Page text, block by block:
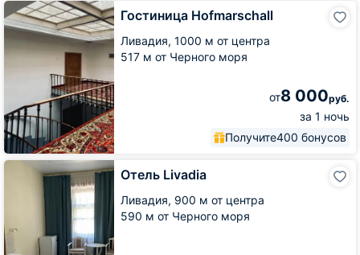
Гостиница Hofmarschall
Ливадия, 1000 м от центра
517 м от Черного моря
от8 000руб.
за 1 ночь
Получите400 бонусов
Гостиница
Hofmarschall
Отель Livadia
Ливадия, 900 м от центра
590 м от Черного моря
Отель